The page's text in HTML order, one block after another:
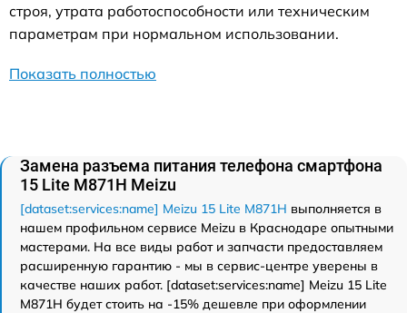
строя, утрата работоспособности или техническим
параметрам при нормальном использовании.
Показать полностью
Замена разъема питания телефона смартфона
15 Lite M871H Meizu
[dataset:services:name] Meizu 15 Lite M871H выполняется в
нашем профильном сервисе Meizu в Краснодаре опытными
мастерами. На все виды работ и запчасти предоставляем
расширенную гарантию - мы в сервис-центре уверены в
качестве наших работ. [dataset:services:name] Meizu 15 Lite
M871H будет стоить на -15% дешевле при оформлении